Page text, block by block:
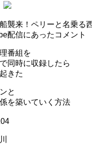
襲来！ペリーと名乗る
配信にあったコメント
番組を
同時に収録したら
きた
と
を築いていく方法